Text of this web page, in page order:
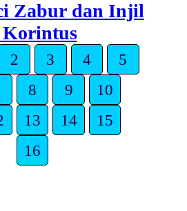
Zabur dan Injil
Korintus
2 3 4
5
8 9
10
13 14
15
16